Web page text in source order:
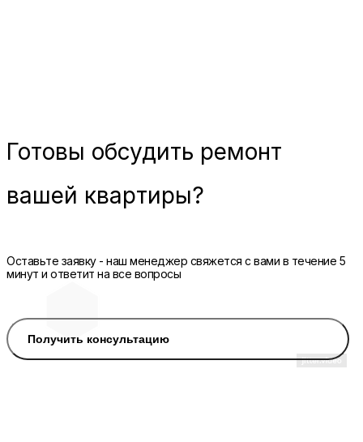
Готовы обсудить ремонт
вашей квартиры?
Оставьте заявку - наш менеджер свяжется с вами в течение 5
минут и ответит на все вопросы
Получить консультацию